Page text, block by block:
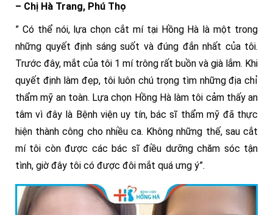
– Chị Hà Trang, Phú Thọ
” Có thể nói, lựa chọn cắt mí tại Hồng Hà là một trong
những quyết định sáng suốt và đúng đắn nhất của tôi.
Trước đây, mắt của tôi 1 mí trông rất buồn và già lắm. Khi
quyết định làm đẹp, tôi luôn chú trọng tìm những địa chỉ
thẩm mỹ an toàn. Lựa chọn Hồng Hà làm tôi cảm thấy an
tâm vì đây là Bệnh viện uy tín, bác sĩ thẩm mỹ đã thực
hiện thành công cho nhiều ca. Không những thế, sau cắt
mí tôi còn được các bác sĩ điều dưỡng chăm sóc tận
tình, giờ đây tôi có được đôi mắt quá ưng ý”.